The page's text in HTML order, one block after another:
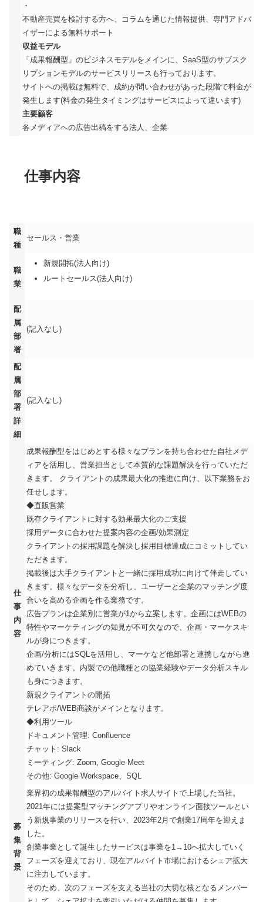
・
不動産売買を検討する方へ、コラムを通じた情報提供、専門アドバ
イザーによる無料サポート
収益モデル
「成果報酬型」のビジネスモデルをメインに、SaaS型のサブスク
リプションモデルのサービスリリースも行っております。
サイトへの掲載は無料で、成約が問い合わせがあった段階で料金が
発生します(料金の発生タイミングはサービスによって違います)
主要顧客
各メディアへの広告出稿をする法人、企業
仕事内容
職
種
セールス・営業
職
業
新規開拓(法人向け)
ルートセールス(法人向け)
配
属
部
署
(記入なし)
配
属
部
署
詳
細
(記入なし)
仕
事
内
容
成果報酬型をはじめとする様々なプランを持ち合わせた自社メデ
ィアを活用し、営業担当として本質的な課題解決を行っていただ
きます。 クライアントの成果最大化の推進に向け、以下業務をお
任せします。
◆直販営業
既存クライアントに対する効果最大化のご支援
採用データに合わせた提案内容の企画/効果測定
クライアントの採用課題を解決し採用目標達成にコミットしてい
ただきます。
掲載後は大手クライアントと一緒に採用成功に向けて伴走してい
きます。様々なデータを分析し、ユーザーと企業のマッチング度
合いを高める企画を作る業務です。
広告プランは企業別に営業が1から立案します。企画にはWEBの
特性やマーケティングの知見が不可欠なので、企画・マーケスキ
ルが身につきます。
企画/分析にはSQLを活用し、マーケなど他部署と連携しながら進
めていきます。内製での他職種との協業経験やデータ分析スキル
も身につきます。
新規クライアントの開拓
テレアポ/WEB商談がメインとなります。
◆利用ツール
ドキュメント管理: Confluence
チャット: Slack
ミーティング: Zoom, Google Meet
その他: Google Workspace、SQL
募
集
背
景
業界初の成果報酬型のアルバイト求人サイトで上場した当社。
2021年には提案型マッチングアプリやオンライン面接ツールとい
う新規事業のリリースを行い、2023年2月で創業17周年を迎えま
した。
創業事業として誕生したサービスは事業を1→10へ拡大していく
フェーズを迎えており、現在アルバイト市場におけるシェア拡大
に注力しています。
そのため、次のフェーズを支える当社の大切な核となるメンバー